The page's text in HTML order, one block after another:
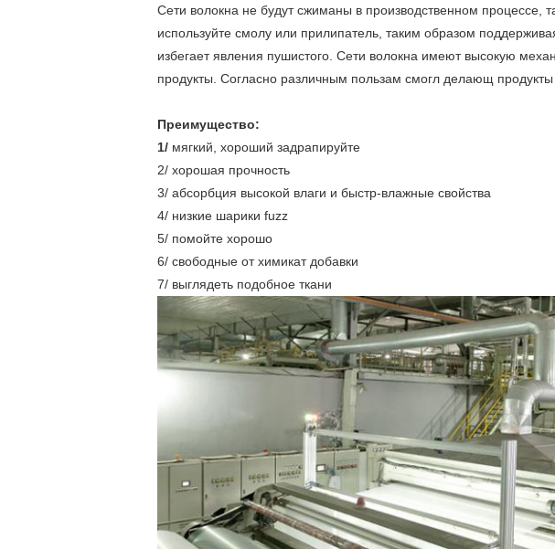
Сети волокна не будут сжиманы в производственном процессе,
используйте смолу или прилипатель, таким образом
избегает явления пушистого. Сети волокна имеют высокую
продукты. Согласно различным пользам смогл делающ
Преимущество:
1/ мягкий, хороший задрапируйте
2/ хорошая прочность
3/ абсорбция высокой влаги и быстр-влажные свойства
4/ низкие шарики fuzz
5/ помойте хорошо
6/ свободные от химикат добавки
7/ выглядеть подобное ткани